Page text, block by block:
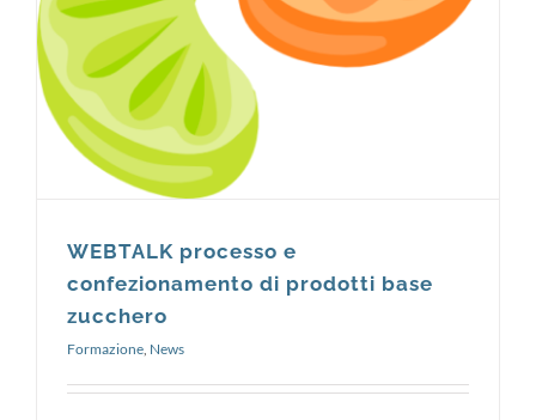
Formazione News
WEBTALK processo e
confezionamento di prodotti base
zucchero
Formazione, News